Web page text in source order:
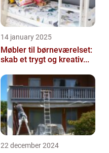
14 january 2025
Møbler til børneværelset:
skab et trygt og kreativ...
22 december 2024